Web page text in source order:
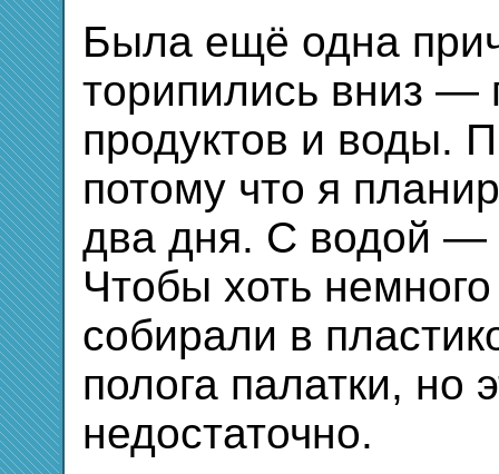
Была ещё одна
торипились вниз —
продуктов и воды.
потому что я
два дня. С водой —
Чтобы хоть
собирали в
полога палатки, но
недостаточно.